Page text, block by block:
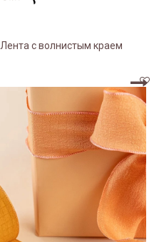
Лента с волнистым краем